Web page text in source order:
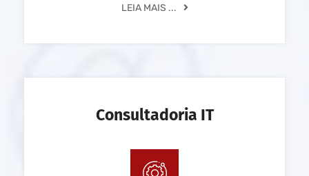
LEIA MAIS ...
Consultadoria IT